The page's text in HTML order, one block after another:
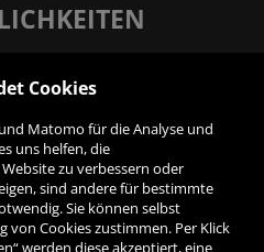
Cookies
Matomo für die Analyse und
uns helfen, die
zu verbessern oder
sind andere für bestimmte
Sie können selbst
von Cookies zustimmen. Per Klick
werden diese akzeptiert, eine